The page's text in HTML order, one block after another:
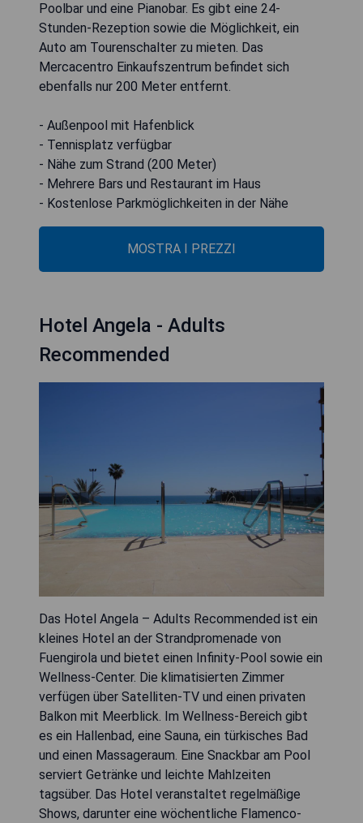
Poolbar und eine Pianobar. Es gibt eine 24-
Stunden-Rezeption sowie die Möglichkeit, ein
Auto am Tourenschalter zu mieten. Das
Mercacentro Einkaufszentrum befindet sich
ebenfalls nur 200 Meter entfernt.
- Außenpool mit Hafenblick
- Tennisplatz verfügbar
- Nähe zum Strand (200 Meter)
- Mehrere Bars und Restaurant im Haus
- Kostenlose Parkmöglichkeiten in der Nähe
MOSTRA I PREZZI
Hotel Angela - Adults
Recommended
Das Hotel Angela – Adults Recommended ist ein
kleines Hotel an der Strandpromenade von
Fuengirola und bietet einen Infinity-Pool sowie ein
Wellness-Center. Die klimatisierten Zimmer
verfügen über Satelliten-TV und einen privaten
Balkon mit Meerblick. Im Wellness-Bereich gibt
es ein Hallenbad, eine Sauna, ein türkisches Bad
und einen Massageraum. Eine Snackbar am Pool
serviert Getränke und leichte Mahlzeiten
tagsüber. Das Hotel veranstaltet regelmäßige
Shows, darunter eine wöchentliche Flamenco-